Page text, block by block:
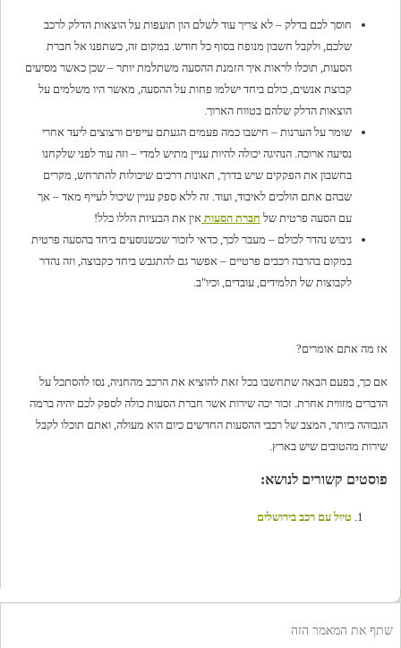
חוסך לכם בדלק – לא צריך עוד לשלם הון תועפות על הוצאות הדלק לרכב
שלכם, ולקבל חשבון מנופח בסוף כל חודש. במקום זה, כשתפנו אל חברת
הסעות, תוכלו לראות איך הזמנת ההסעה משתלמת יותר – שכן כאשר מסיעים
קבוצת אנשים, כולם ביחד ישלמו פחות על ההסעה, מאשר היו משלמים על
הוצאות הדלק שלהם בטווח הארוך.
שומר על הערנות – חישבו כמה פעמים הגעתם עייפים ורצוצים ליעד אחרי
נסיעה ארוכה. הנהיגה יכולה להיות עניין מתיש למדי – וזה עוד לפני שלקחנו
בחשבון את הפקקים שיש בדרך, תאונות דרכים שיכולות להתרחש, מקרים
שבהם אתם הולכים לאיבוד, ועוד. זה ללא ספק עניין שיכול לעייף מאד – אך
עם הסעה פרטית של חברת הסעות אין את הבעיות הללו כלל!
גיבוש נהדר לכולם – מעבר לכך, כדאי לזכור שכשנוסעים ביחד בהסעה פרטית
במקום בהרבה רכבים פרטיים – אפשר גם להתגבש ביחד כקבוצה, וזה נהדר
לקבוצות של תלמידים, עובדים, וכיו"ב.
אז מה אתם אומרים?
אם כך, בפעם הבאה שתחשבו בכל זאת להוציא את הרכב מהחניה, נסו להסתכל על
הדברים מזווית אחרת. זכור יכה שירות אשר חברת הסעות כולה לספק לכם יהיה ברמה
הגבוהה ביותר, המצב של רכבי ההסעות החדשים כיום הוא מעולה, ואתם תוכלו לקבל
שירות מהטובים שיש בארץ.
פוסטים קשורים לנושא:
טיול עם רכב בירושלים
שתף את המאמר הזה